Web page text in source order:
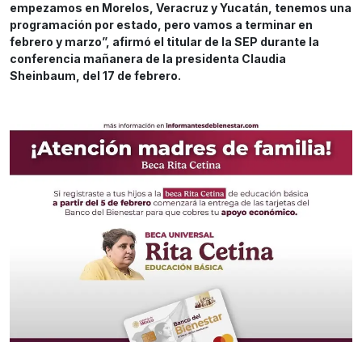
empezamos en Morelos, Veracruz y Yucatán, tenemos una
programación por estado, pero vamos a terminar en
febrero y marzo”, afirmó el titular de la SEP durante la
conferencia mañanera de la presidenta Claudia
Sheinbaum, del 17 de febrero.